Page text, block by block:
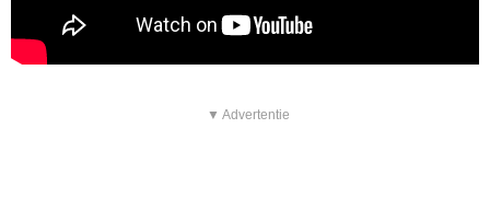
▼ Advertentie